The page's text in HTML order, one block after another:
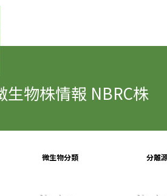
生物株情報 NBRC株